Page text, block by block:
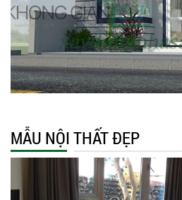
MẪU NỘI THẤT ĐẸP